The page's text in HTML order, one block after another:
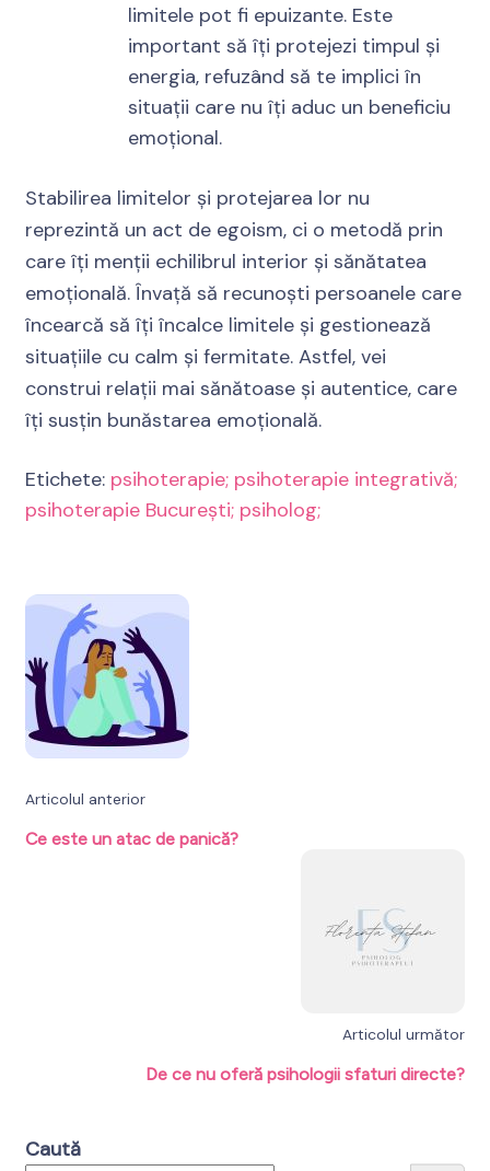
limitele pot fi epuizante. Este
important să îți protejezi timpul și
energia, refuzând să te implici în
situații care nu îți aduc un beneficiu
emoțional.
Stabilirea limitelor și protejarea lor nu
reprezintă un act de egoism, ci o metodă prin
care îți menții echilibrul interior și sănătatea
emoțională. Învață să recunoști persoanele care
încearcă să îți încalce limitele și gestionează
situațiile cu calm și fermitate. Astfel, vei
construi relații mai sănătoase și autentice, care
îți susțin bunăstarea emoțională.
Etichete: psihoterapie; psihoterapie integrativă;
psihoterapie București; psiholog;
Navigare
articole
Articolul anterior
Ce este un atac de panică?
Articolul următor
De ce nu oferă psihologii sfaturi directe?
Caută